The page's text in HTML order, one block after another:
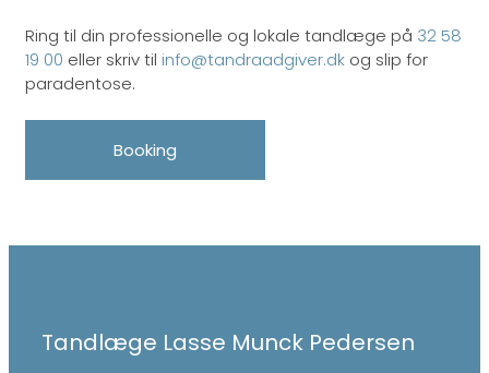
Ring til din professionelle og lokale tandlæge på 32 58
19 00 eller skriv til info@tandraadgiver.dk og slip for
paradentose.
Booking
Tandlæge Lasse Munck Pedersen